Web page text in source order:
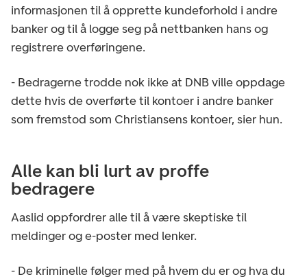
informasjonen til å opprette kundeforhold i andre
banker og til å logge seg på nettbanken hans og
registrere overføringene.
- Bedragerne trodde nok ikke at DNB ville oppdage
dette hvis de overførte til kontoer i andre banker
som fremstod som Christiansens kontoer, sier hun.
Alle kan bli lurt av proffe
bedragere
Aaslid oppfordrer alle til å være skeptiske til
meldinger og e-poster med lenker.
- De kriminelle følger med på hvem du er og hva du